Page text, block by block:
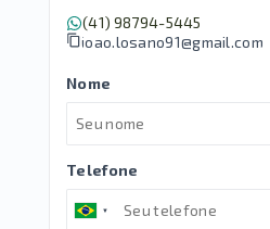
(41) 98794-5445
joao.losano91@gmail.com
Nome
Telefone